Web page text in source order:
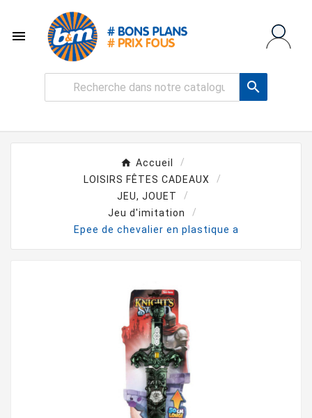


Accueil
LOISIRS FÊTES CADEAUX
JEU, JOUET
Jeu d'imitation
Epee de chevalier en plastique a